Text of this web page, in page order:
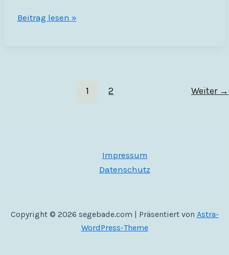
Kurze
Beitrag lesen »
1 2 Weiter →
Impressum
Datenschutz
Copyright © 2026 segebade.com | Präsentiert von Astra-
WordPress-Theme